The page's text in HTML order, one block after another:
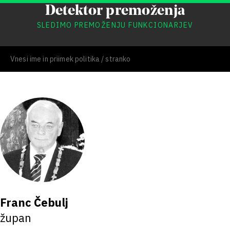
Detektor premoženja
SLEDIMO PREMOŽENJU FUNKCIONARJEV
Franc Čebulj
župan